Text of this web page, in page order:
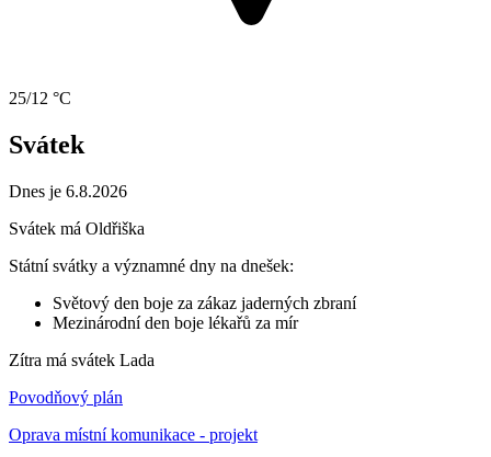
25/12 °C
Svátek
Dnes je 6.8.2026
Svátek má Oldřiška
Státní svátky a významné dny na dnešek:
Světový den boje za zákaz jaderných zbraní
Mezinárodní den boje lékařů za mír
Zítra má svátek Lada
Povodňový plán
Oprava místní komunikace - projekt